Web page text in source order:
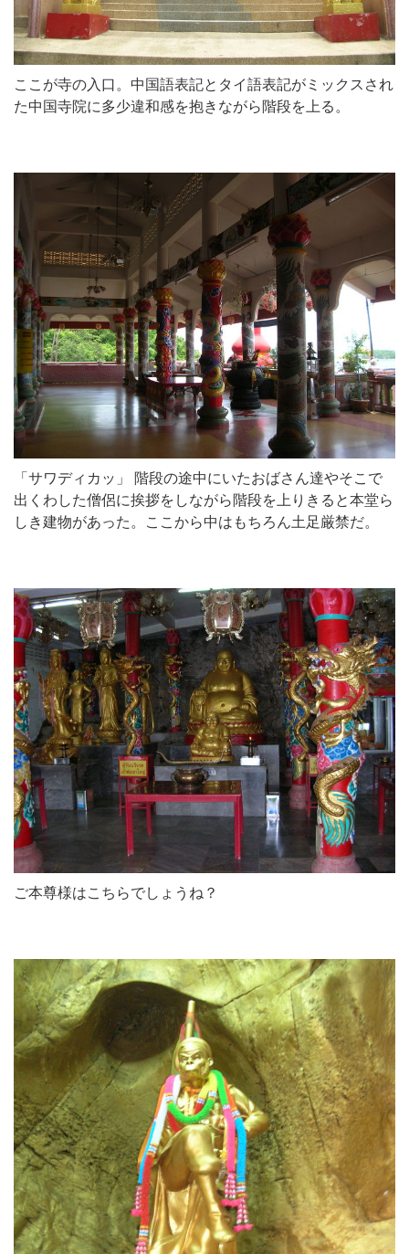
ここが寺の入口。中国語表記とタイ語表記がミックスされ
た中国寺院に多少違和感を抱きながら階段を上る。
「サワディカッ」 階段の途中にいたおばさん達やそこで
出くわした僧侶に挨拶をしながら階段を上りきると本堂ら
しき建物があった。ここから中はもちろん土足厳禁だ。
ご本尊様はこちらでしょうね？